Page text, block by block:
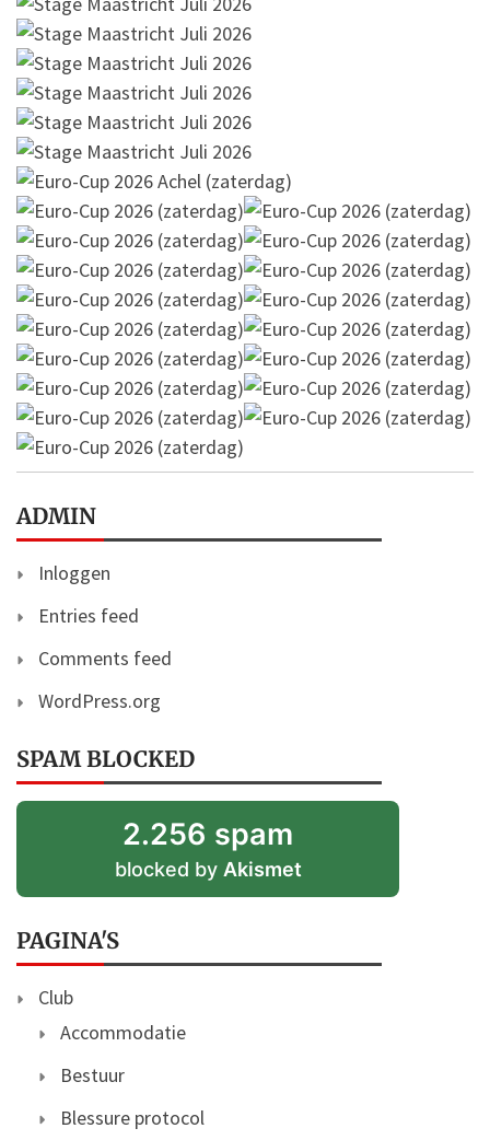
ADMIN
Inloggen
Entries feed
Comments feed
WordPress.org
SPAM BLOCKED
2.256 spam
blocked by Akismet
PAGINA'S
Club
Accommodatie
Bestuur
Blessure protocol